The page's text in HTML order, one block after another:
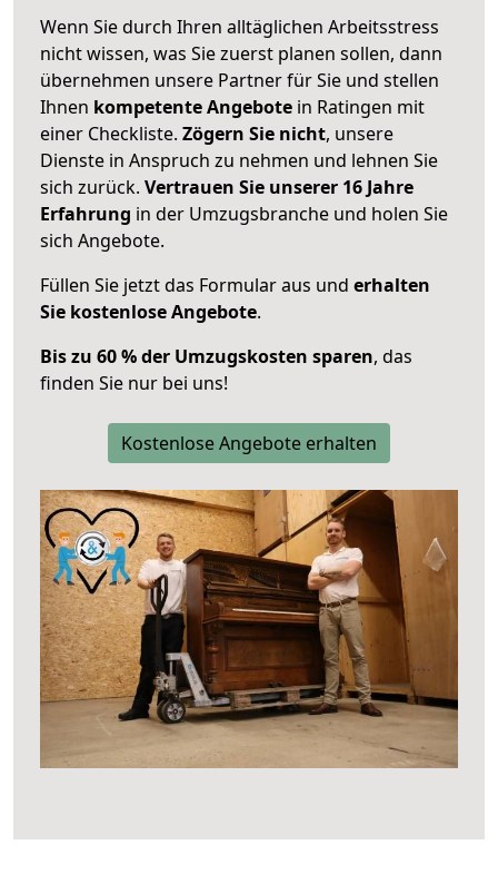
Wenn Sie durch Ihren alltäglichen Arbeitsstress
nicht wissen, was Sie zuerst planen sollen, dann
übernehmen unsere Partner für Sie und stellen
Ihnen kompetente Angebote in Ratingen mit
einer Checkliste. Zögern Sie nicht, unsere
Dienste in Anspruch zu nehmen und lehnen Sie
sich zurück. Vertrauen Sie unserer 16 Jahre
Erfahrung in der Umzugsbranche und holen Sie
sich Angebote.
Füllen Sie jetzt das Formular aus und erhalten
Sie kostenlose Angebote.
Bis zu 60 % der Umzugskosten sparen, das
finden Sie nur bei uns!
Kostenlose Angebote erhalten